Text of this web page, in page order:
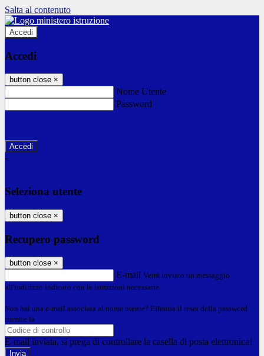
Salta al contenuto
Accedi
Accedi
button close ×
Nome Utente
Password
-
Seleziona utente
button close ×
Recupero password
button close ×
E-mail Verrà inviato un messaggio
all'indirizzo indicato con le istruzioni necessarie.
Non hai una e-mail associata al nome utente? Effettua il reset della password
tramite la
E-mail inviata, si prega di controllare la casella di posta elettronica!